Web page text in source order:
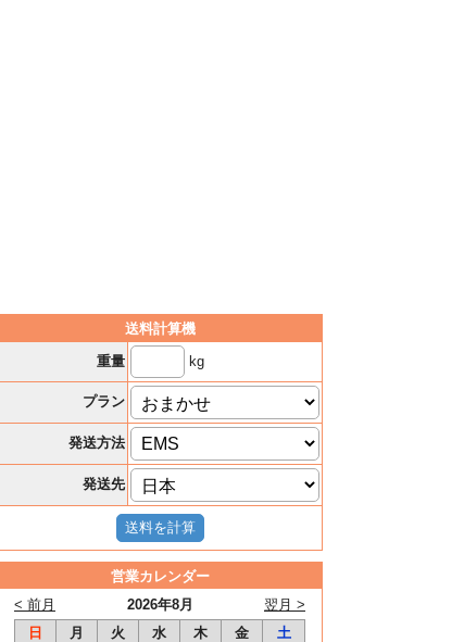
送料計算機
重量
kg
プラン
発送方法
発送先
営業カレンダー
2026年8月
< 前月
翌月 >
日
月 火 水 木 金
土